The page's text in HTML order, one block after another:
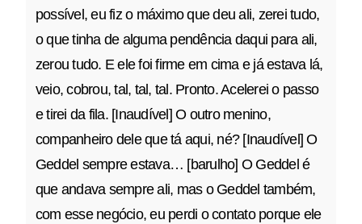
possível, eu fiz o máximo que deu ali, zerei tudo,
o que tinha de alguma pendência daqui para ali,
zerou tudo. E ele foi firme em cima e já estava lá,
veio, cobrou, tal, tal, tal. Pronto. Acelerei o passo
e tirei da fila. [Inaudível] O outro menino,
companheiro dele que tá aqui, né? [Inaudível] O
Geddel sempre estava… [barulho] O Geddel é
que andava sempre ali, mas o Geddel também,
com esse negócio, eu perdi o contato porque ele